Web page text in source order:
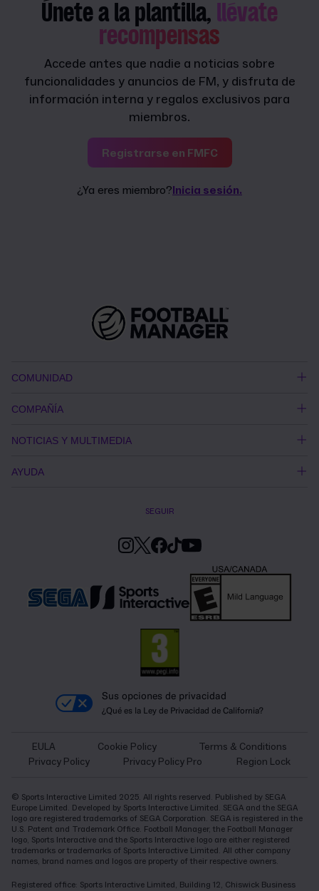
Únete a la plantilla, llévate
recompensas
Accede antes que nadie a noticias sobre
funcionalidades y anuncios de FM, y disfruta de
información interna y regalos exclusivos para
miembros.
Registrarse en FMFC
¿Ya eres miembro?Inicia sesión.
COMUNIDAD
COMPAÑÍA
NOTICIAS Y MULTIMEDIA
AYUDA
SEGUIR
Sus opciones de privacidad
¿Qué es la Ley de Privacidad de California?
EULA Cookie Policy
Terms & Conditions
Privacy Policy
Privacy Policy Pro Region Lock
© Sports Interactive Limited 2025. All rights reserved. Published by SEGA
Europe Limited. Developed by Sports Interactive Limited. SEGA and the SEGA
logo are registered trademarks of SEGA Corporation. SEGA is registered in the
U.S. Patent and Trademark Office. Football Manager, the Football Manager
logo, Sports Interactive and the Sports Interactive logo are either registered
trademarks or trademarks of Sports Interactive Limited. All other company
names, brand names and logos are property of their respective owners.
Registered office: Sports Interactive Limited, Building 12, Chiswick Business